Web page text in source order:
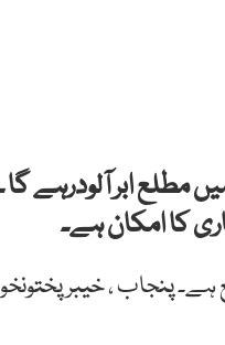
ابر آلودرہے گا
کا امکان ہے۔
پنجاب ، خیبر